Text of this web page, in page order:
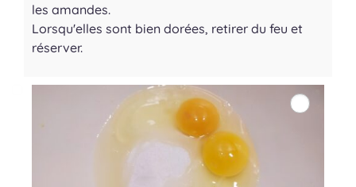
les amandes.
Lorsqu'elles sont bien dorées, retirer du feu et
réserver.